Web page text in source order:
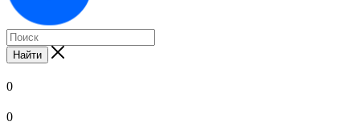
Найти
0
0